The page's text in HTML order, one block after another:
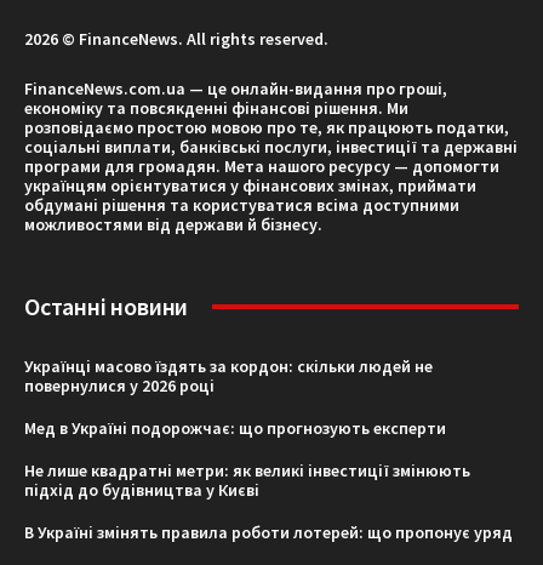
2026 © FinanceNews. All rights reserved.
FinanceNews.com.ua — це онлайн-видання про гроші,
економіку та повсякденні фінансові рішення. Ми
розповідаємо простою мовою про те, як працюють податки,
соціальні виплати, банківські послуги, інвестиції та державні
програми для громадян. Мета нашого ресурсу — допомогти
українцям орієнтуватися у фінансових змінах, приймати
обдумані рішення та користуватися всіма доступними
можливостями від держави й бізнесу.
Останні новини
Українці масово їздять за кордон: скільки людей не
повернулися у 2026 році
Мед в Україні подорожчає: що прогнозують експерти
Не лише квадратні метри: як великі інвестиції змінюють
підхід до будівництва у Києві
В Україні змінять правила роботи лотерей: що пропонує уряд